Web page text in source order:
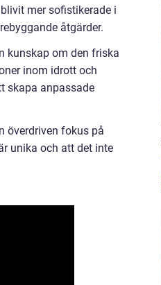
mer sofistikerade i
åtgärder.
kunskap om den friska
inom idrott och
skapa anpassade
överdriven fokus på
unika och att det inte